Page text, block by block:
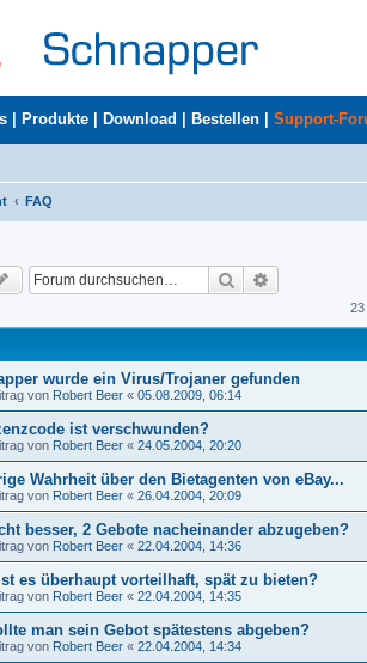
Produkte Download Bestellen Support-
FAQ
Suche
23
wurde ein Virus/Trojaner gefunden
von Robert Beer « 05.08.2009, 06:14
ist verschwunden?
von Robert Beer « 24.05.2004, 20:20
Wahrheit über den Bietagenten von eBay...
von Robert Beer « 26.04.2004, 20:09
besser, 2 Gebote nacheinander abzugeben?
von Robert Beer « 22.04.2004, 14:36
es überhaupt vorteilhaft, spät zu bieten?
von Robert Beer « 22.04.2004, 14:35
man sein Gebot spätestens abgeben?
von Robert Beer « 22.04.2004, 14:34